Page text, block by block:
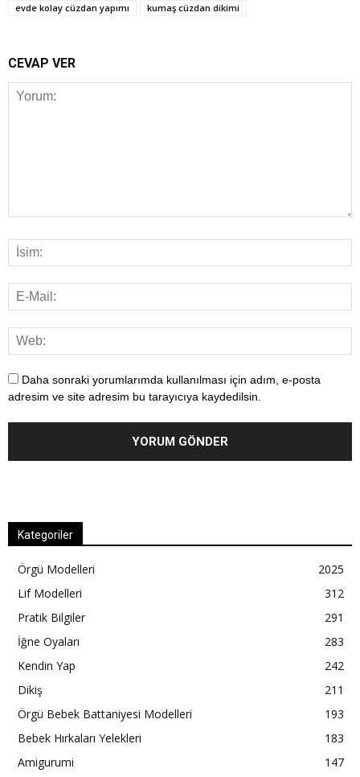
evde kolay cüzdan yapımı
kumaş cüzdan dikimi
CEVAP VER
Daha sonraki yorumlarımda kullanılması için adım, e-posta
adresim ve site adresim bu tarayıcıya kaydedilsin.
Kategoriler
Örgü Modelleri
2025
Lif Modelleri
312
Pratik Bilgiler
291
İğne Oyaları
283
Kendin Yap
242
Dikiş
211
Örgü Bebek Battaniyesi Modelleri
193
Bebek Hırkaları Yelekleri
183
Amigurumi
147